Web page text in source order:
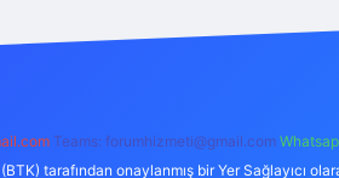
Teams: forumhizmeti@gmail.com
tarafından onaylanmış bir Yer Sağlayıcı